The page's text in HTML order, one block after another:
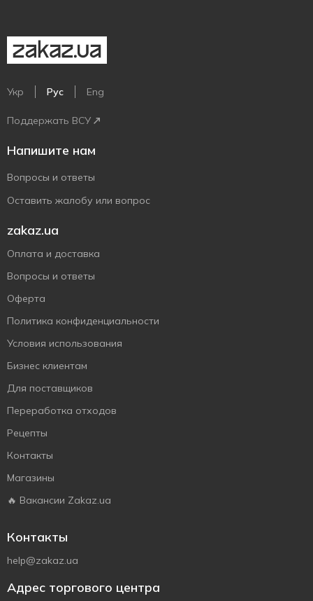
Укр Рус Eng
Поддержать ВСУ
Напишите нам
Вопросы и ответы
Оставить жалобу или вопрос
zakaz.ua
Оплата и доставка
Вопросы и ответы
Оферта
Политика конфиденциальности
Условия использования
Бизнес клиентам
Для поставщиков
Переработка отходов
Рецепты
Контакты
Магазины
🔥 Вакансии Zakaz.ua
Контакты
help@zakaz.ua
Адрес торгового центра